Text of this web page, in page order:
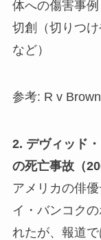
体への傷害事
切創（切りつ
など）
参考: R v
2. デヴィッド
の死亡事故（
アメリカの俳
イ・バンコク
れたが、報道で